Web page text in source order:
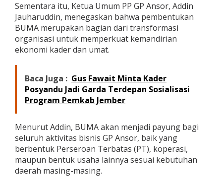
Sementara itu, Ketua Umum PP GP Ansor, Addin
Jauharuddin, menegaskan bahwa pembentukan
BUMA merupakan bagian dari transformasi
organisasi untuk memperkuat kemandirian
ekonomi kader dan umat.
Baca Juga : Gus Fawait Minta Kader
Posyandu Jadi Garda Terdepan Sosialisasi
Program Pemkab Jember
Menurut Addin, BUMA akan menjadi payung bagi
seluruh aktivitas bisnis GP Ansor, baik yang
berbentuk Perseroan Terbatas (PT), koperasi,
maupun bentuk usaha lainnya sesuai kebutuhan
daerah masing-masing.